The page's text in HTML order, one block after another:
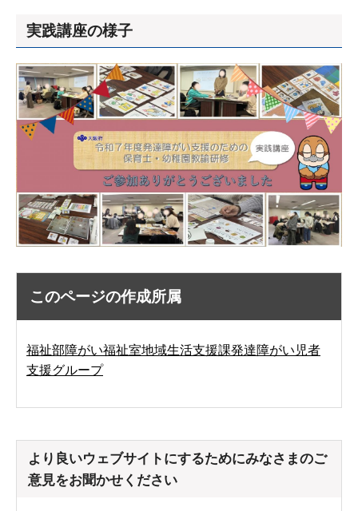
実践講座の様子
このページの作成所属
福祉部障がい福祉室地域生活支援課発達障がい児者
支援グループ
より良いウェブサイトにするためにみなさまのご
意見をお聞かせください